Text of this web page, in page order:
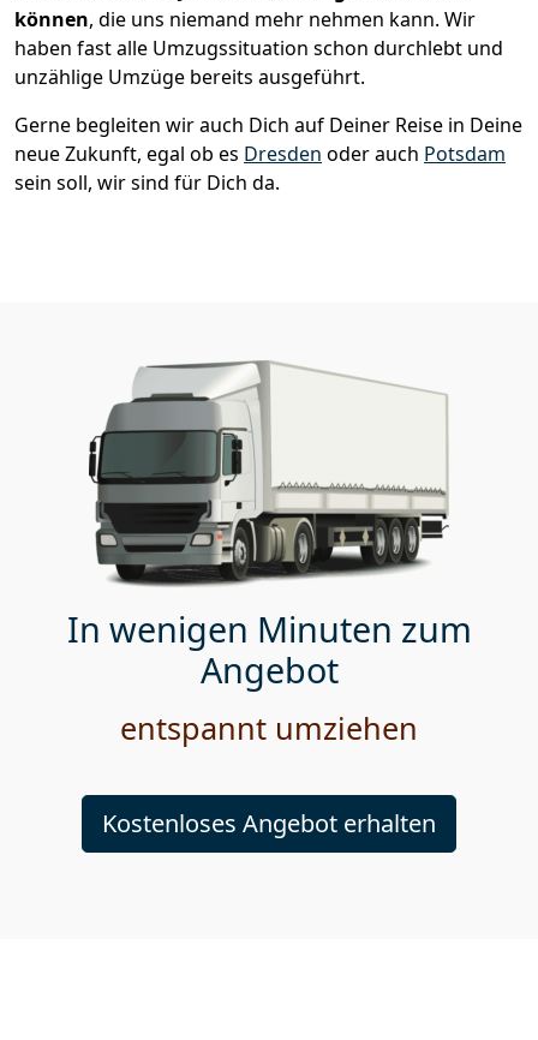
können, die uns niemand mehr nehmen kann. Wir
haben fast alle Umzugssituation schon durchlebt und
unzählige Umzüge bereits ausgeführt.
Gerne begleiten wir auch Dich auf Deiner Reise in Deine
neue Zukunft, egal ob es Dresden oder auch Potsdam
sein soll, wir sind für Dich da.
In wenigen Minuten zum
Angebot
entspannt umziehen
Kostenloses Angebot erhalten